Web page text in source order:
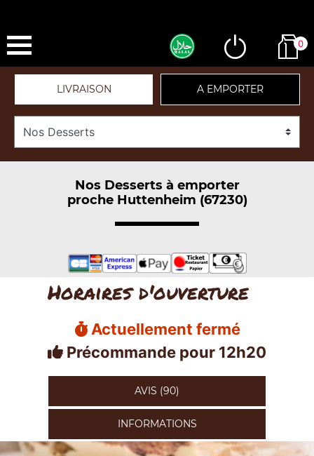
0
LIVRAISON A EMPORTER
Nos Desserts à emporter
proche Huttenheim (67230)
Horaires d'ouverture
Actuellement fermé
Précommande pour 12h20
AVIS (90)
INFORMATIONS